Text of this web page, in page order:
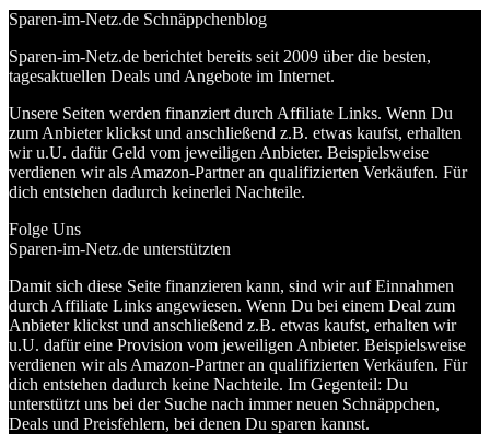
Sparen-im-Netz.de Schnäppchenblog
Sparen-im-Netz.de berichtet bereits seit 2009 über die besten,
tagesaktuellen Deals und Angebote im Internet.
Unsere Seiten werden finanziert durch Affiliate Links. Wenn Du
zum Anbieter klickst und anschließend z.B. etwas kaufst, erhalten
wir u.U. dafür Geld vom jeweiligen Anbieter. Beispielsweise
verdienen wir als Amazon-Partner an qualifizierten Verkäufen. Für
dich entstehen dadurch keinerlei Nachteile.
Folge Uns
Sparen-im-Netz.de unterstützten
Damit sich diese Seite finanzieren kann, sind wir auf Einnahmen
durch Affiliate Links angewiesen. Wenn Du bei einem Deal zum
Anbieter klickst und anschließend z.B. etwas kaufst, erhalten wir
u.U. dafür eine Provision vom jeweiligen Anbieter. Beispielsweise
verdienen wir als Amazon-Partner an qualifizierten Verkäufen. Für
dich entstehen dadurch keine Nachteile. Im Gegenteil: Du
unterstützt uns bei der Suche nach immer neuen Schnäppchen,
Deals und Preisfehlern, bei denen Du sparen kannst.